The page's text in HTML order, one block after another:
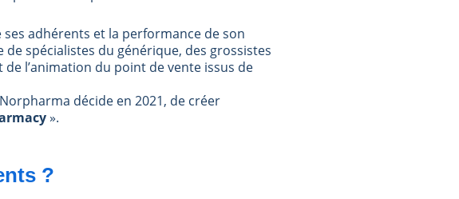
adhérents et la performance de son
spécialistes du générique, des grossistes
l’animation du point de vente issus de
décide en 2021, de créer
».
?